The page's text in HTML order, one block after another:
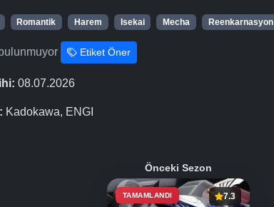
Romantik Harem Isekai Mecha Reenkarnasyon
Etiket Öner
08.07.2026
Kadokawa, ENGI
Önceki Sezon
TAMAMLANDI 7.3